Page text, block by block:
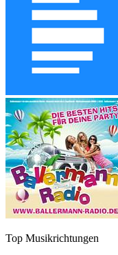
Top Musikrichtungen